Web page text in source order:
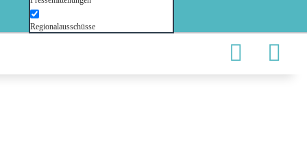
Regionalausschüsse